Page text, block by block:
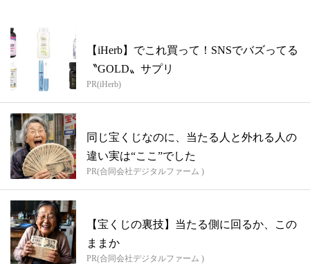
【iHerb】でこれ買って！SNSでバズってる
〝GOLD〟サプリ
PR(iHerb)
同じ宝くじなのに、当たる人と外れる人の
違い実は“ここ”でした
PR(合同会社デジタルファーム )
【宝くじの裏技】当たる側に回るか、この
ままか
PR(合同会社デジタルファーム )